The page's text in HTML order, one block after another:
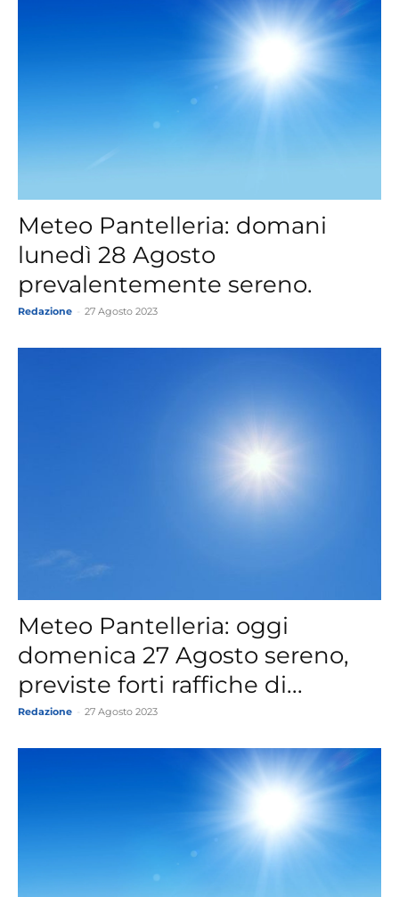
Meteo Pantelleria: domani
lunedì 28 Agosto
prevalentemente sereno.
Redazione 27 Agosto 2023
Meteo Pantelleria: oggi
domenica 27 Agosto sereno,
previste forti raffiche di...
Redazione 27 Agosto 2023